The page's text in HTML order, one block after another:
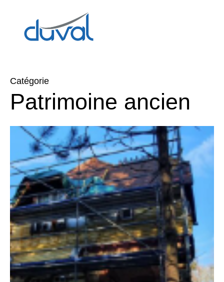
Catégorie
Patrimoine ancien